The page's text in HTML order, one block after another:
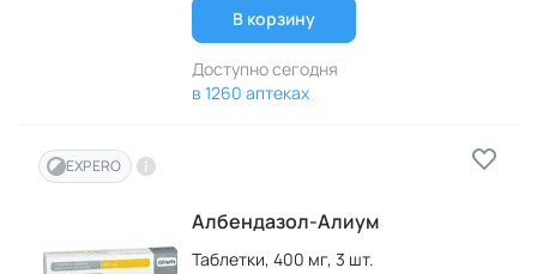
В корзину
Доступно сегодня
в 1260 аптеках
EXPERO
Албендазол-Алиум
Таблетки, 400 мг, 3 шт.